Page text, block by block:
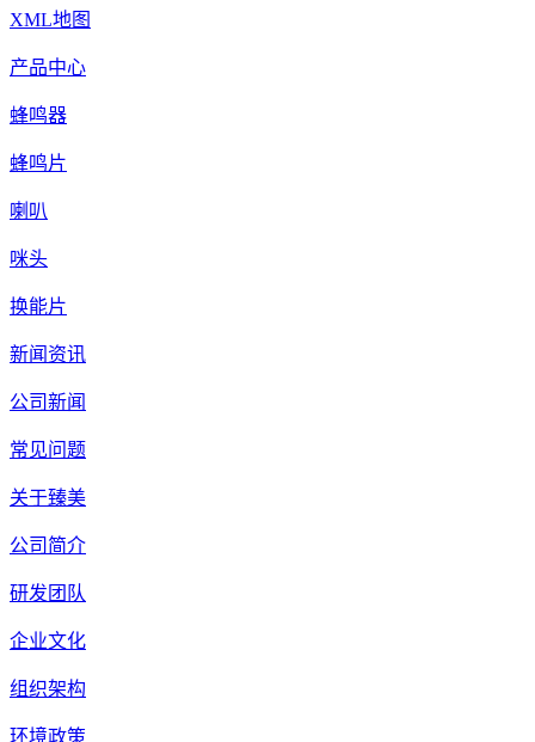
XML地图
产品中心
蜂鸣器
蜂鸣片
喇叭
咪头
换能片
新闻资讯
公司新闻
常见问题
关于臻美
公司简介
研发团队
企业文化
组织架构
环境政策